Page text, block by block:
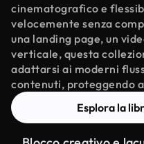
cinematografico e
velocemente senza
una landing page, un
verticale, questa
adattarsi ai moderni
contenuti, proteggendo
Esplora la